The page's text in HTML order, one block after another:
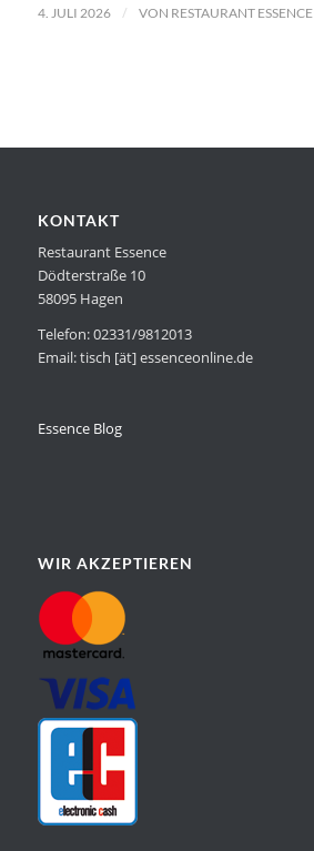
4. JULI 2026 / VON RESTAURANT ESSENCE
KONTAKT
Restaurant Essence
Dödterstraße 10
58095 Hagen
Telefon: 02331/9812013
Email: tisch [ät] essenceonline.de
Essence Blog
WIR AKZEPTIEREN